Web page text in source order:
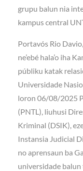
grupu balun nia
kampus central
Portavós Rio
ne’ebé hala’o iha
públiku katak
Universidade
loron 06/08/2025
(PNTL), liuhusi
Kriminal (DSIK),
Instansia Judicial
no aprensaun ba
universidade